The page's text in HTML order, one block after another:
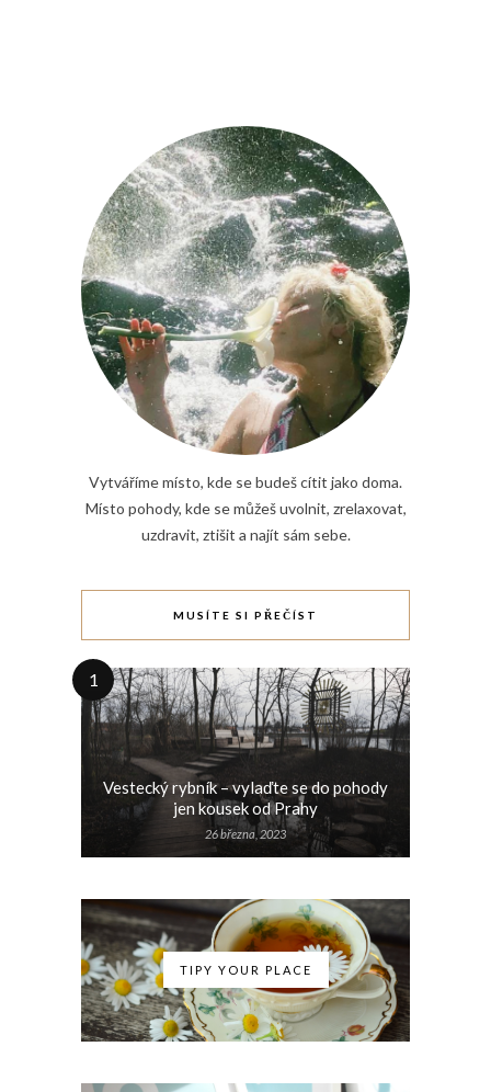
Vytváříme místo, kde se budeš cítit jako doma.
Místo pohody, kde se můžeš uvolnit, zrelaxovat,
uzdravit, ztišit a najít sám sebe.
MUSÍTE SI PŘEČÍST
1
Vestecký rybník – vylaďte se do pohody
jen kousek od Prahy
26 března, 2023
TIPY YOUR PLACE